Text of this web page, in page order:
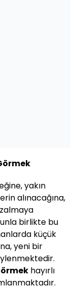
yakın
alınacağına,
birlikte bu
küçük
yeni bir
hayırlı